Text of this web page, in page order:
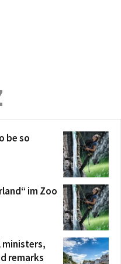
be so
im Zoo
ministers,
remarks